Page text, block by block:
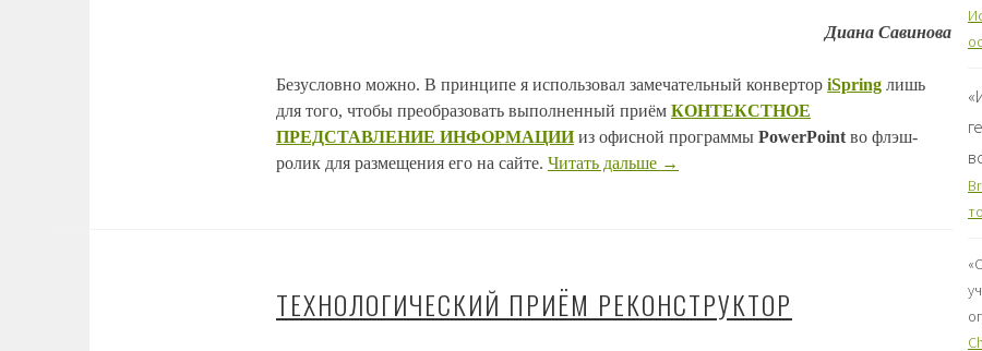
Диана Савинова
Безусловно можно. В принципе я использовал замечательный конвертор iSpring лишь
для того, чтобы преобразовать выполненный приём КОНТЕКСТНОЕ
ПРЕДСТАВЛЕНИЕ ИНФОРМАЦИИиз офисной программы PowerPoint во флэш-
ролик для размещения его на сайте. Читать дальше →
ТЕХНОЛОГИЧЕСКИЙ ПРИЁМ РЕКОНСТРУКТОР
«
«